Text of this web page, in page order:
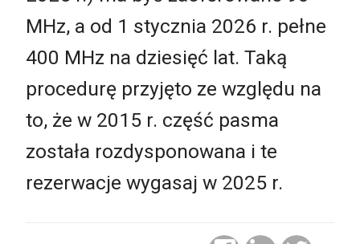
MHz, a od 1 stycznia 2026 r. pełne
400 MHz na dziesięć lat. Taką
procedurę przyjęto ze względu na
to, że w 2015 r. część pasma
została rozdysponowana i te
rezerwacje wygasaj w 2025 r.